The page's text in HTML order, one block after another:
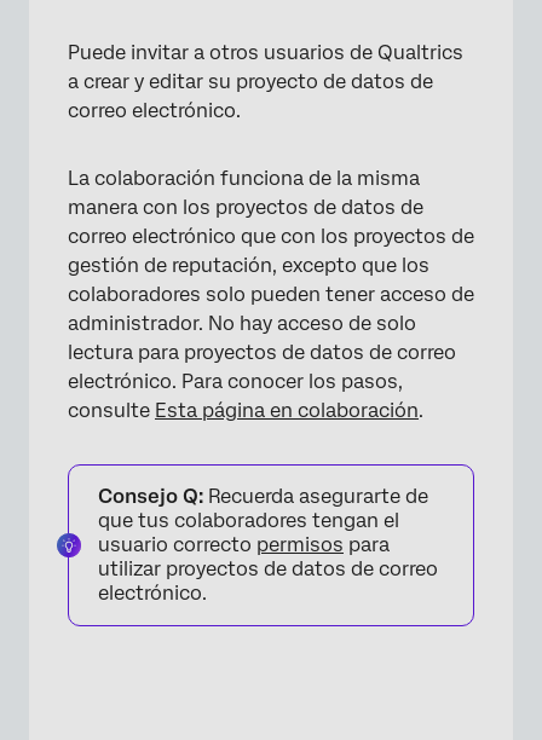
Puede invitar a otros usuarios de Qualtrics
a crear y editar su proyecto de datos de
correo electrónico.
La colaboración funciona de la misma
manera con los proyectos de datos de
correo electrónico que con los proyectos de
gestión de reputación, excepto que los
colaboradores solo pueden tener acceso de
administrador. No hay acceso de solo
lectura para proyectos de datos de correo
electrónico. Para conocer los pasos,
consulte Esta página en colaboración.
Consejo Q: Recuerda asegurarte de
que tus colaboradores tengan el
usuario correcto permisos para
utilizar proyectos de datos de correo
electrónico.